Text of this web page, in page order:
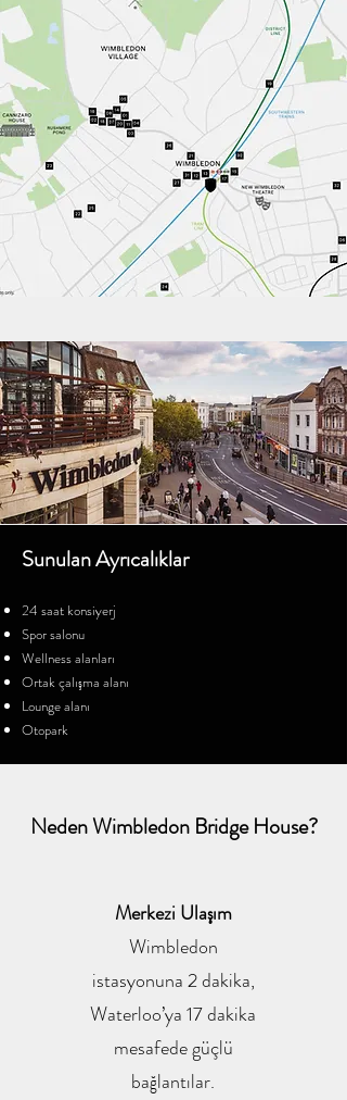
Sunulan Ayrıcalıklar
24 saat konsiyerj
Spor salonu
Wellness alanları
Ortak çalışma alanı
Lounge alanı
Otopark
Neden Wimbledon Bridge House?
Merkezi Ulaşım
Wimbledon
istasyonuna 2 dakika,
Waterloo’ya 17 dakika
mesafede güçlü
bağlantılar.